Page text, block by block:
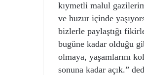
kıymetli malul
ve huzur içinde
bizlerle paylaştığı
bugüne kadar olduğu
olmaya, yaşamlarını
sonuna kadar açık.”